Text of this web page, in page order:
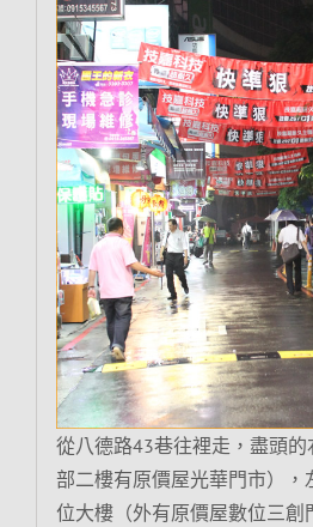
從八德路43巷往裡走，盡頭
部二樓有原價屋光華門市），
位大樓（外有原價屋數位三創